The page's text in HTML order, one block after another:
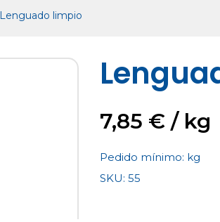
Lenguado limpio
7,85 € / kg
Pedido mínimo: kg
SKU: 55